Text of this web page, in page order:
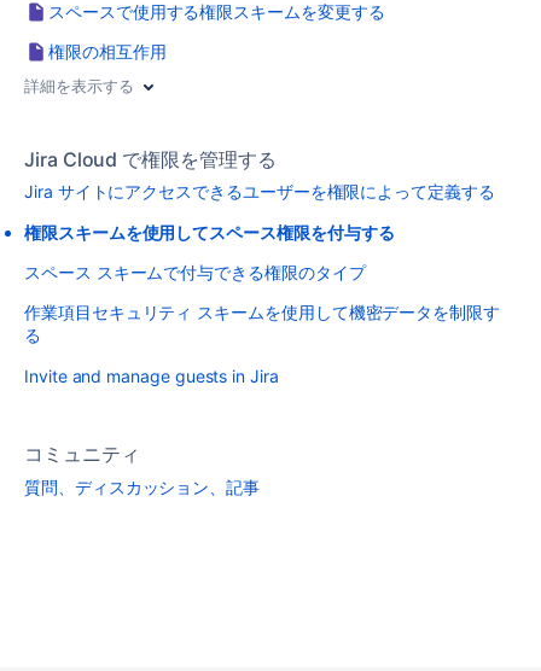
スペースで使用する権限スキームを変更する
権限の相互作用
詳細を表示する
Jira Cloud で権限を管理する
Jira サイトにアクセスできるユーザーを権限によって定義する
権限スキームを使用してスペース権限を付与する
スペース スキームで付与できる権限のタイプ
作業項目セキュリティ スキームを使用して機密データを制限す
る
Invite and manage guests in Jira
コミュニティ
質問、ディスカッション、記事